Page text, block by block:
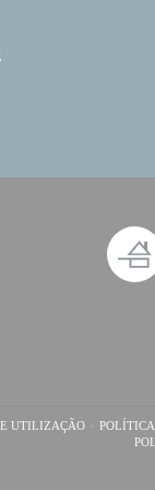
JANELA))
UTILIZAÇÃO
((ABRE NUMA NOVA
POLÍTICA